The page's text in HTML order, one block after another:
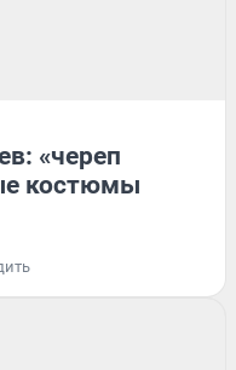
«череп
костюмы